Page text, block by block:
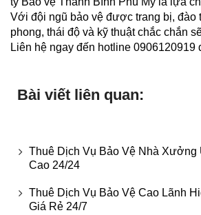
Với đội ngũ bảo vệ được trang bị, đào
phong, thái độ và kỹ thuật chắc chắn
Liên hệ ngay đến hotline 0906120919
Bài viết liên quan:
Thuê Dịch Vụ Bảo Vệ Nhà
Cao 24/24
Thuê Dịch Vụ Bảo Vệ Cao Lãnh
Giá Rẻ 24/7